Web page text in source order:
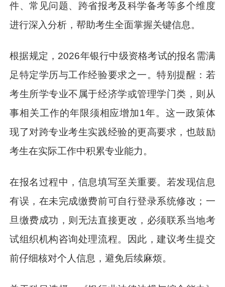
件、常见问题、跨省报考及科学备考等多个维度
进行深入分析，帮助考生全面掌握关键信息。
根据规定，2026年银行中级资格考试的报名需满
足特定学历与工作经验要求之一。特别提醒：若
考生所学专业不属于经济学或管理学门类，则从
事相关工作的年限须相应增加1年。这一政策体
现了对跨专业考生实践经验的更高要求，也鼓励
考生在实际工作中积累专业能力。
在报名过程中，信息填写至关重要。若发现信息
有误，在未完成缴费前可自行登录系统修改；一
旦缴费成功，则无法直接更改，必须联系当地考
试组织机构咨询处理流程。因此，建议考生提交
前仔细核对个人信息，避免后续麻烦。